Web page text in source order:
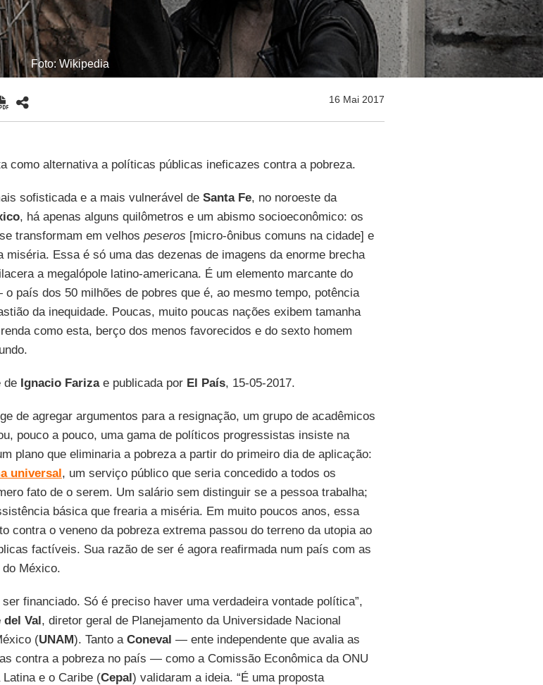
Foto: Wikipedia
16 Mai 2017
como alternativa a políticas públicas ineficazes contra a pobreza.
sofisticada e a mais vulnerável de Santa Fe, no noroeste da
, há apenas alguns quilômetros e um abismo socioeconômico: os
transformam em velhos peseros [micro-ônibus comuns na cidade] e
miséria. Essa é só uma das dezenas de imagens da enorme brecha
a megalópole latino-americana. É um elemento marcante do
país dos 50 milhões de pobres que é, ao mesmo tempo, potência
da inequidade. Poucas, muito poucas nações exibem tamanha
como esta, berço dos menos favorecidos e do sexto homem
de Ignacio Farizae publicada por El País, 15-05-2017.
de agregar argumentos para a resignação, um grupo de acadêmicos
pouco a pouco, uma gama de políticos progressistas insiste na
plano que eliminaria a pobreza a partir do primeiro dia de aplicação:
universal, um serviço público que seria concedido a todos os
fato de o serem. Um salário sem distinguir se a pessoa trabalha;
básica que frearia a miséria. Em muito poucos anos, essa
contra o veneno da pobreza extrema passou do terreno da utopia ao
factíveis. Sua razão de ser é agora reafirmada num país com as
México.
ser financiado. Só é preciso haver uma verdadeira vontade política”,
Val, diretor geral de Planejamento da Universidade Nacional
(UNAM). Tanto a Coneval — ente independente que avalia as
contra a pobreza no país — como a Comissão Econômica da ONU
e o Caribe (Cepal) validaram a ideia. “É uma proposta